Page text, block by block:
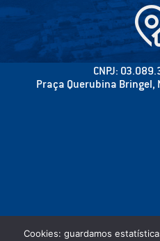
CNPJ:
Praça Querubina Bringel,
Cookies: guardamos